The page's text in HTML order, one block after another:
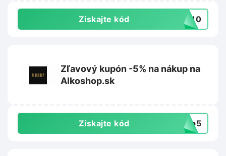
Získajte kód VA10
Zľavový kupón -5% na nákup na
Alkoshop.sk
Získajte kód hop5